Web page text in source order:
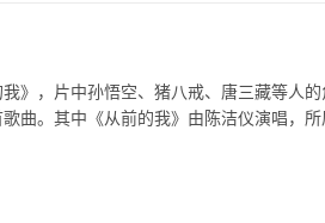
》，片中孙悟空、猪八戒、唐三藏等人
曲。其中《从前的我》由陈洁仪演唱，